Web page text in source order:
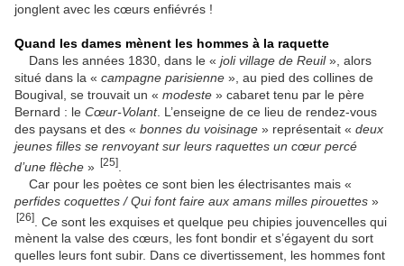
jonglent avec les cœurs enfiévrés !
Quand les dames mènent les hommes à la raquette
Dans les années 1830, dans le « joli village de Reuil», alors
situé dans la « campagne parisienne », au pied des collines de
Bougival, se trouvait un « modeste » cabaret tenu par le père
Bernard : le Cœur-Volant. L’enseigne de ce lieu de rendez-vous
des paysans et des « bonnes du voisinage » représentait « deux
jeunes filles se renvoyant sur leurs raquettes un cœur percé
d’une flèche » [25]
Car pour les poètes ce sont bien les électrisantes mais «
perfides coquettes / Qui font faire aux amans milles pirouettes »
[26]
. Ce sont les exquises et quelque peu chipies jouvencelles qui
mènent la valse des cœurs, les font bondir et s’égayent du sort
quelles leurs font subir. Dans ce divertissement, les hommes font